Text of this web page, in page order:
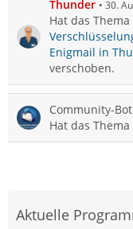
Thunder 30.
Hat das
Enigmail in
verschoben.
Community-Bot
Hat das
Aktuelle